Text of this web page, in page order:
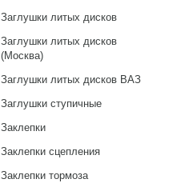
Заглушки литых дисков
Заглушки литых дисков
(Москва)
Заглушки литых дисков ВАЗ
Заглушки ступичные
Заклепки
Заклепки сцепления
Заклепки тормоза